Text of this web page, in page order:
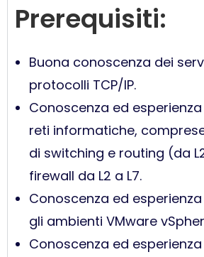
Prerequisiti:
Buona conoscenza dei
protocolli TCP/IP.
Conoscenza ed
reti informatiche,
di switching e routing (da
firewall da L2 a L7.
Conoscenza ed
gli ambienti VMware
Conoscenza ed